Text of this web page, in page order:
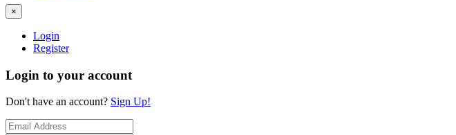
×
Login
Register
Login to your account
Don't have an account? Sign Up!